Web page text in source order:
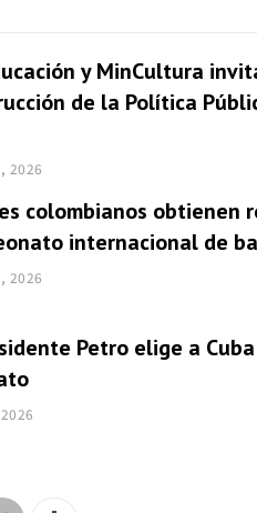
y MinCultura
de la Política
2026
colombianos obtienen
internacional de
2026
Petro elige a